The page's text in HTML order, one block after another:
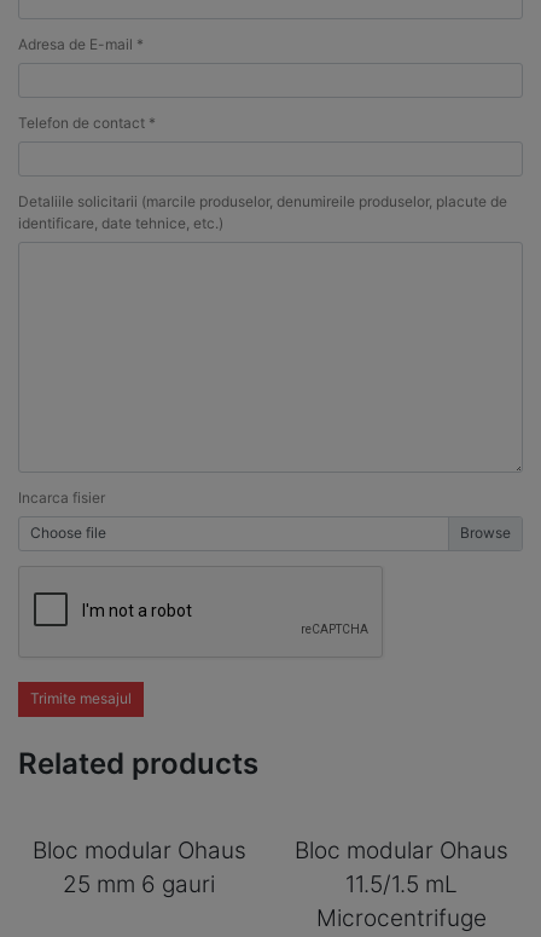
Adresa de E-mail *
Telefon de contact *
Detaliile solicitarii (marcile produselor, denumireile produselor, placute de
identificare, date tehnice, etc.)
Incarca fisier
Choose file
Trimite mesajul
Related products
Bloc modular Ohaus
25 mm 6 gauri
Bloc modular Ohaus
11.5/1.5 mL
Microcentrifuge